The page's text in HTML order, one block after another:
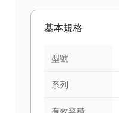
基本規格
型號
系列